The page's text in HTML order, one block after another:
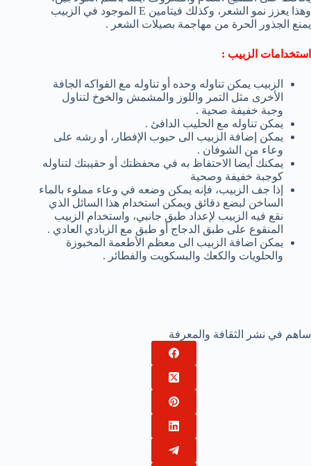
وهذا يعزز نمو الشعر، وكذلك فيتامين E الموجود في الزبيب
يمنع الجذور الحرة من مهاجمة بصيلات الشعر .
استخدامات الزبيب :
الزبيب يمكن تناوله وحده أو تناوله مع الفواكه الجافة
الأخرى مثل التمر واللوز والمشمش والخوخ لتناول
وجبة خفيفة صحية .
يمكن تناوله مع الحليب الدافئ .
يمكن إضافة الزبيب الى حبوب الإفطار، أو رشه على
وعاء من الشوفان .
يمكنك أيضا الاحتفاظ به في محفظتك أو حقيبتك لتناوله
كوجبة خفيفة وصحية
إذا جف الزبيب، فإنه يمكن وضعه في وعاء مملوء بالماء
الساخن لبضع دقائق ويمكن استخدام هذا السائل الذي
نقع فيه الزبيب لإعداد طبق جانبي، واستخدام الزبيب
المنقوع على طبق الدجاج أو طبق مع الزبادي العادي .
يمكن اضافة الزبيب الى معظم الأطعمة المخبوزة
والحلويات والكعك والبسكويت والفطائر .
ساهم في نشر الثقافة والمعرفة